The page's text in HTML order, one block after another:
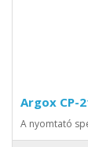
Argox CP-
A nyomtató